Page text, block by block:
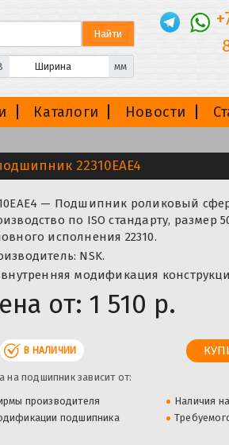
мм
Каталоги Новости
22310EAE4
— Подшипник роликовый
по ISO стандарту, размер
исполнения 22310.
NSK.
внутренняя модификация
от: 1 510 р.
В НАЛИЧИИ
на подшипник зависит от:
производителя
Наличия
подшипника